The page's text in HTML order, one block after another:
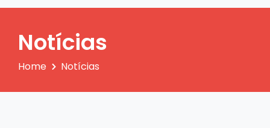
Notícias
Home Notícias